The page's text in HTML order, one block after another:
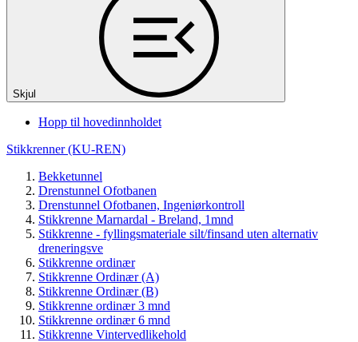
Skjul
Hopp til hovedinnholdet
Stikkrenner (KU-REN)
Bekketunnel
Drenstunnel Ofotbanen
Drenstunnel Ofotbanen, Ingeniørkontroll
Stikkrenne Marnardal - Breland, 1mnd
Stikkrenne - fyllingsmateriale silt/finsand uten alternativ
dreneringsve
Stikkrenne ordinær
Stikkrenne Ordinær (A)
Stikkrenne Ordinær (B)
Stikkrenne ordinær 3 mnd
Stikkrenne ordinær 6 mnd
Stikkrenne Vintervedlikehold